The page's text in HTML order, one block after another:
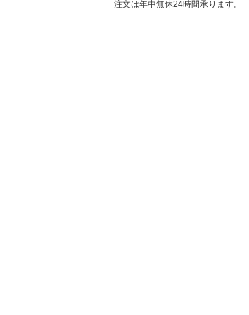
注文は年中無休24時間承ります。